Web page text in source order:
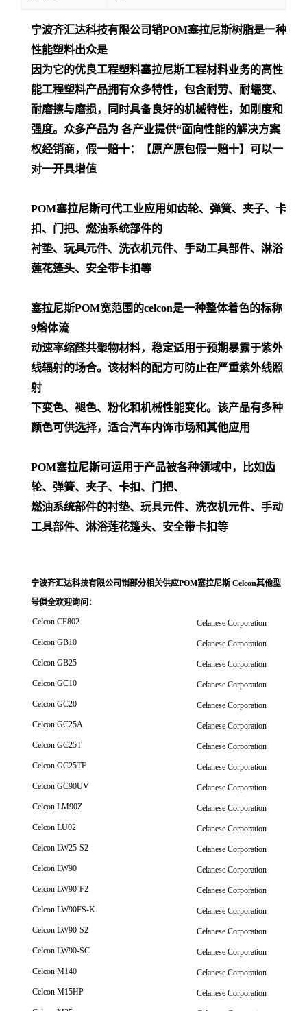
宁波齐汇达科技有限公司销POM塞拉尼斯树脂是一种
性能塑料出众是
因为它的优良工程塑料塞拉尼斯工程材料业务的高性
能工程塑料产品拥有众多特性，包含耐劳、耐蠕变、
耐磨擦与磨损，同时具备良好的机械特性，如刚度和
强度。众多产品为 各产业提供“面向性能的解决方案
权经销商，假一赔十：【原产原包假一赔十】可以一
对一开具增值
POM塞拉尼斯可代工业应用如齿轮、弹簧、夹子、卡
扣、门把、燃油系统部件的
衬垫、玩具元件、洗衣机元件、手动工具部件、淋浴
莲花篷头、安全带卡扣等
塞拉尼斯POM宽范围的celcon是一种整体着色的标称
9熔体流
动速率缩醛共聚物材料，稳定适用于预期暴露于紫外
线辐射的场合。该材料的配方可防止在严重紫外线照
射
下变色、褪色、粉化和机械性能变化。该产品有多种
颜色可供选择，适合汽车内饰市场和其他应用
POM塞拉尼斯可运用于产品被各种领域中，比如齿
轮、弹簧、夹子、卡扣、门把、
燃油系统部件的衬垫、玩具元件、洗衣机元件、手动
工具部件、淋浴莲花篷头、安全带卡扣等
宁波齐汇达科技有限公司销部分相关供应POM塞拉尼斯 Celcon其他型
号俱全欢迎询问 ：
Celcon CF802
Celanese Corporation
Celcon GB10
Celanese Corporation
Celcon GB25
Celanese Corporation
Celcon GC10
Celanese Corporation
Celcon GC20
Celanese Corporation
Celcon GC25A
Celanese Corporation
Celcon GC25T
Celanese Corporation
Celcon GC25TF
Celanese Corporation
Celcon GC90UV
Celanese Corporation
Celcon LM90Z
Celanese Corporation
Celcon LU02
Celanese Corporation
Celcon LW25-S2
Celanese Corporation
Celcon LW90
Celanese Corporation
Celcon LW90-F2
Celanese Corporation
Celcon LW90FS-K
Celanese Corporation
Celcon LW90-S2
Celanese Corporation
Celcon LW90-SC
Celanese Corporation
Celcon M140
Celanese Corporation
Celcon M15HP
Celanese Corporation